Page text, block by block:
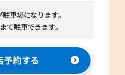
車場になります。
で駐車できます。
予約する